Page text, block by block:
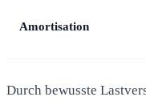
Amortisation
Durch bewusste